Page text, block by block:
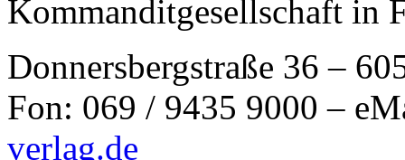
Kommanditgesellschaft in
Donnersbergstraße 36 –
Fon: 069 / 9435 9000 –
verlag.de